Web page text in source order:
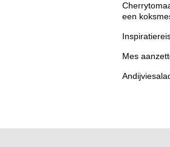
een
Mes